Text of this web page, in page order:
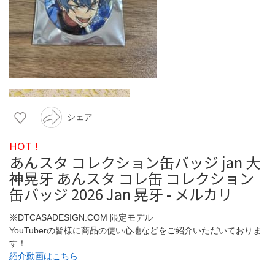
シェア
HOT !
あんスタ コレクション缶バッジ jan 大
神晃牙 あんスタ コレ缶 コレクション
缶バッジ 2026 Jan 晃牙 - メルカリ
※DTCASADESIGN.COM 限定モデル
YouTuberの皆様に商品の使い心地などをご紹介いただいておりま
す！
紹介動画はこちら